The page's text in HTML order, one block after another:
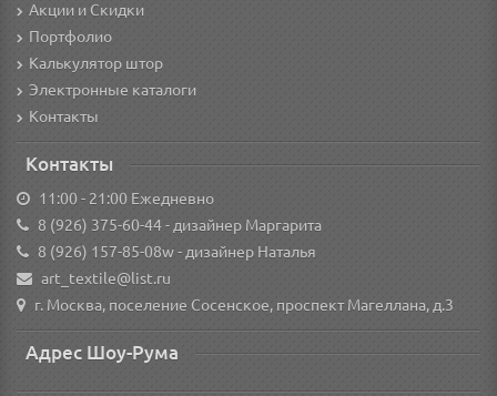
Акции и Скидки
Портфолио
Калькулятор штор
Электронные каталоги
Контакты
Контакты
11:00 - 21:00 Ежедневно
8 (926) 375-60-44- дизайнер Маргарита
8 (926) 157-85-08w- дизайнер Наталья
art_textile@list.ru
г. Москва, поселение Сосенское, проспект Магеллана, д.3
Адрес Шоу-Рума